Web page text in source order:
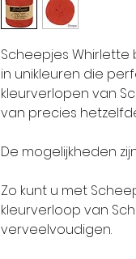
Scheepjes
in unikleuren die
kleurverlopen van
van precies
De mogelijkheden
Zo kunt u met
kleurverloop van
verveelvoudigen.